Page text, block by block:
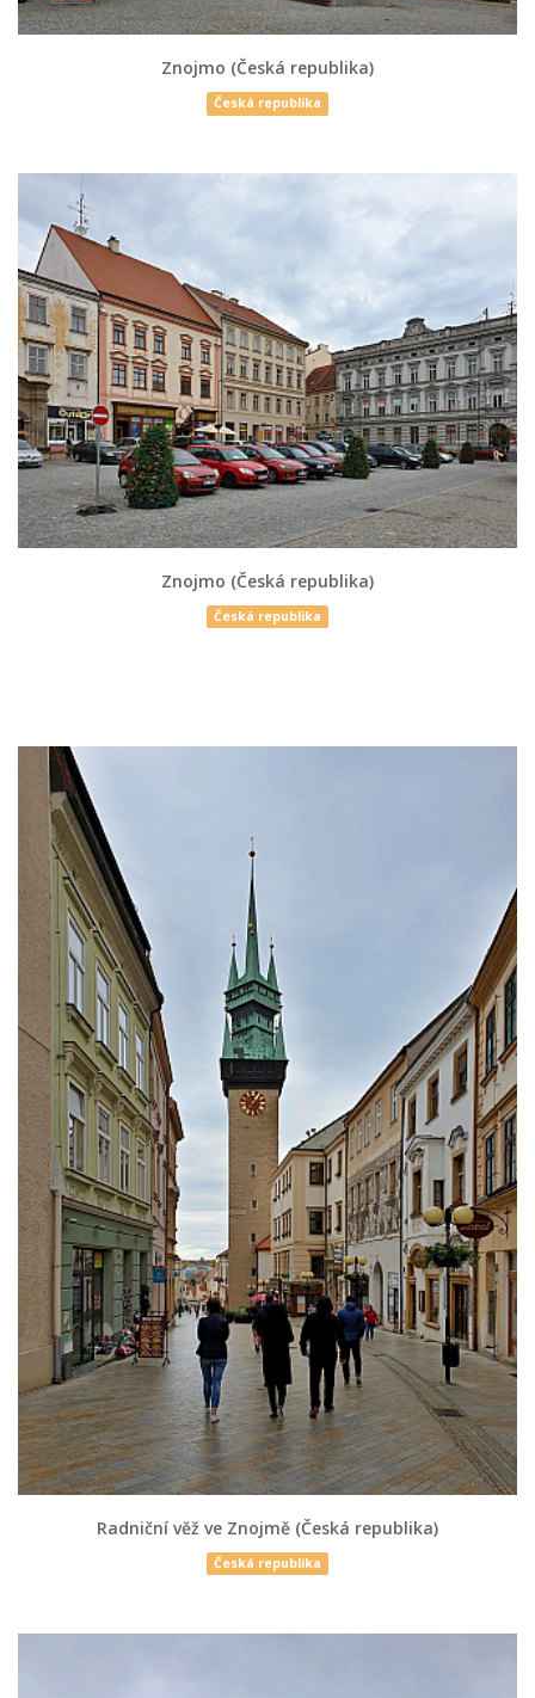
Znojmo (Česká republika)
Česká republika
Znojmo (Česká republika)
Česká republika
Radniční věž ve Znojmě (Česká republika)
Česká republika